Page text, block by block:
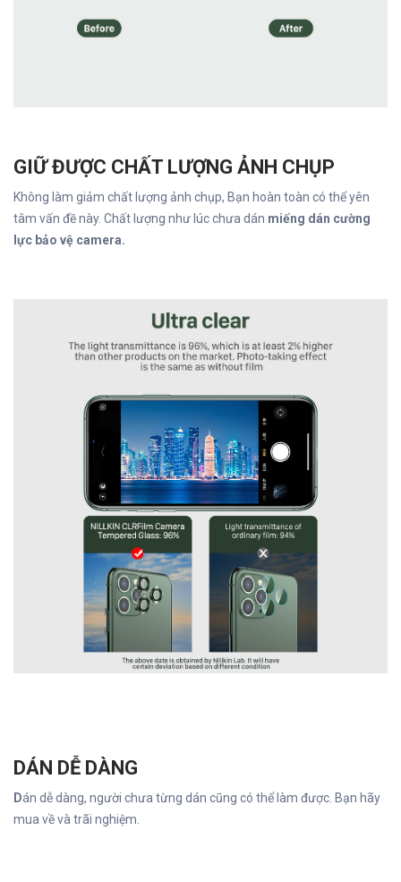
GIỮ ĐƯỢC CHẤT LƯỢNG ẢNH CHỤP
Không làm giảm chất lượng ảnh chụp, Bạn hoàn toàn có thể yên
tâm vấn đề này. Chất lượng như lúc chưa dán miếng dán cường
lực bảo vệ camera.
DÁN DỄ DÀNG
Dán dễ dàng, người chưa từng dán cũng có thể làm được. Bạn hãy
mua về và trãi nghiệm.